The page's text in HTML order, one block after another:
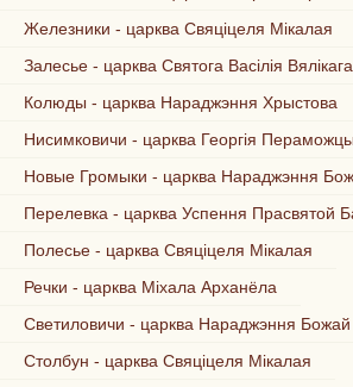
Железники - царква Свяціцеля Мікалая
Залесье - царква Святога Васілія Вялікага
Колюды - царква Нараджэння Хрыстова
Нисимковичи - царква Георгія Пераможцы
Новые Громыки - царква Нараджэння
Перелевка - царква Успення Прасвятой
Полесье - царква Свяціцеля Мікалая
Речки - царква Міхала Арханёла
Светиловичи - царква Нараджэння
Столбун - царква Свяціцеля Мікалая